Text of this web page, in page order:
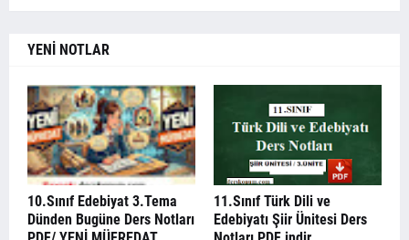
YENİ NOTLAR
10.Sınıf Edebiyat 3.Tema
Dünden Bugüne Ders Notları
11.Sınıf Türk Dili ve
Edebiyatı Şiir Ünitesi Ders